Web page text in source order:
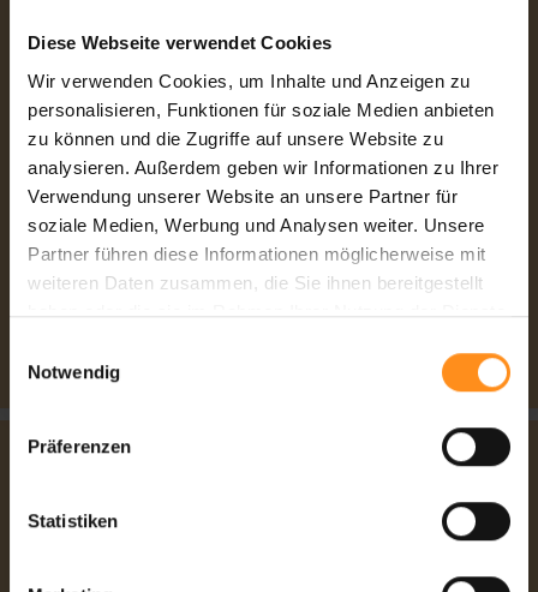
Diese Webseite verwendet Cookies
Wir verwenden Cookies, um Inhalte und Anzeigen zu
personalisieren, Funktionen für soziale Medien anbieten
zu können und die Zugriffe auf unsere Website zu
analysieren. Außerdem geben wir Informationen zu Ihrer
Verwendung unserer Website an unsere Partner für
soziale Medien, Werbung und Analysen weiter. Unsere
Partner führen diese Informationen möglicherweise mit
weiteren Daten zusammen, die Sie ihnen bereitgestellt
haben oder die sie im Rahmen Ihrer Nutzung der Dienste
Notwendig
Präferenzen
Statistiken
Komplexe Restaurationen
Unser erfahrenes Team von Zahnärzten ist spezialisiert auf die
komplexen Herausforderungen der Zahnrestauration. Wir begleiten
Sie kompetent und so schonend wie möglich auf dem Weg zu
Ihrem gesunden Lächeln.